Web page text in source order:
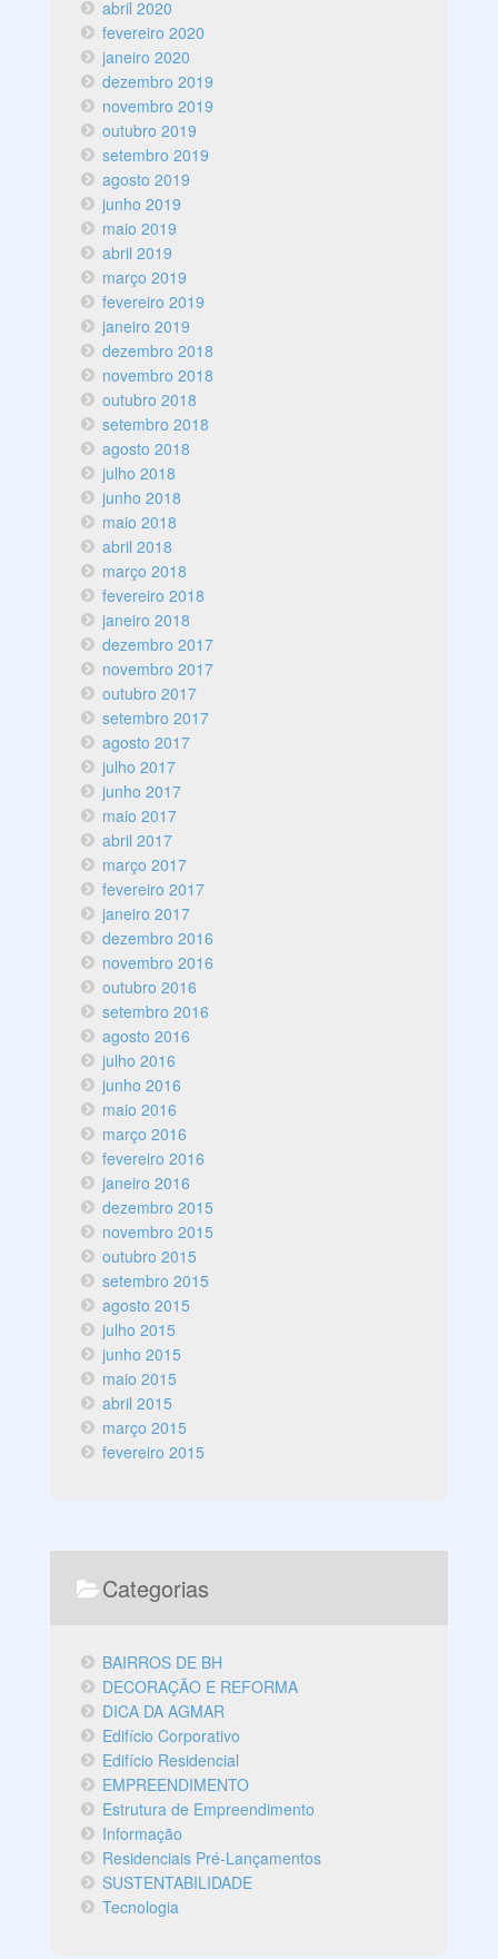
abril 2020
fevereiro 2020
janeiro 2020
dezembro 2019
novembro 2019
outubro 2019
setembro 2019
agosto 2019
junho 2019
maio 2019
abril 2019
março 2019
fevereiro 2019
janeiro 2019
dezembro 2018
novembro 2018
outubro 2018
setembro 2018
agosto 2018
julho 2018
junho 2018
maio 2018
abril 2018
março 2018
fevereiro 2018
janeiro 2018
dezembro 2017
novembro 2017
outubro 2017
setembro 2017
agosto 2017
julho 2017
junho 2017
maio 2017
abril 2017
março 2017
fevereiro 2017
janeiro 2017
dezembro 2016
novembro 2016
outubro 2016
setembro 2016
agosto 2016
julho 2016
junho 2016
maio 2016
março 2016
fevereiro 2016
janeiro 2016
dezembro 2015
novembro 2015
outubro 2015
setembro 2015
agosto 2015
julho 2015
junho 2015
maio 2015
abril 2015
março 2015
fevereiro 2015
Categorias
BAIRROS DE BH
DECORAÇÃO E REFORMA
DICA DA AGMAR
Edifício Corporativo
Edifício Residencial
EMPREENDIMENTO
Estrutura de Empreendimento
Informação
Residenciais Pré-Lançamentos
SUSTENTABILIDADE
Tecnologia